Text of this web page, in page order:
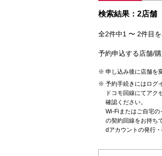
検索結果：2店舗
全2件中1 〜 2件目
予約申込する店舗/
申し込み後に店舗を
予約手続きにはログ
ドコモ回線にてアク
確認ください。
Wi-Fiまたはご自宅
の契約回線をお持ち
dアカウントの発行・